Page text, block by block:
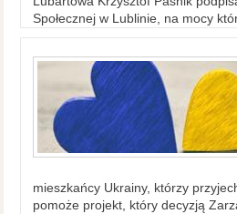
Społecznej w Lublinie, na mocy
mieszkańcy Ukrainy, którzy
pomoże projekt, który decyzją